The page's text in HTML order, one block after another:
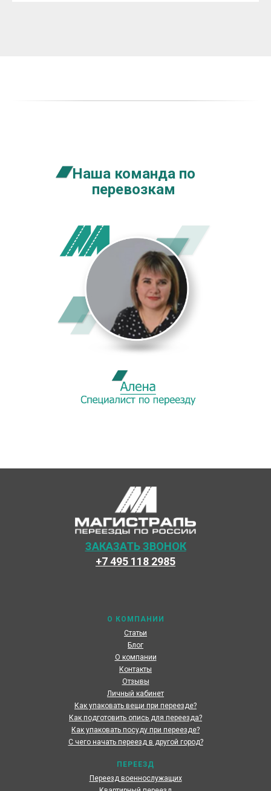
Наша команда по
перевозкам
О КОМПАНИИ
Статьи
ПЕРЕЕЗД
Блог
О компании
Контакты
Отзывы
Личный кабинет
Как упаковать вещи при переезде?
Как подготовить опись для переезда?
Как упаковать посуду при переезде?
С чего начать переезд в другой город?
+7 495 118 2985
ЗАКАЗАТЬ ЗВОНОК
Переезд военнослужащих